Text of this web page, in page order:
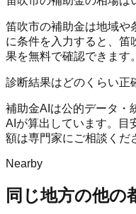
笛吹市の補助金は地域や
に条件を入力すると、笛
果を無料で確認できます。
診断結果はどのくらい正
補助金AIは公的データ・
AIが算出しています。目
額は専門家にご相談くだ
Nearby
同じ地方の他の